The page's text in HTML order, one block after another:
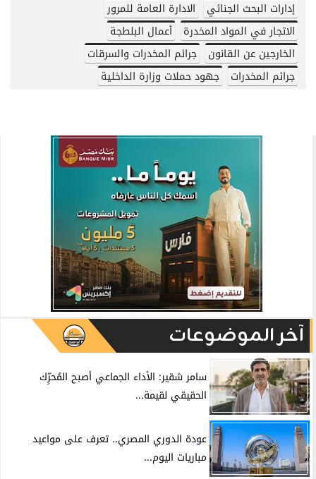
إدارات البحث الجنائي
الادارة العامة للمرور
الاتجار في المواد المخدرة
أعمال البلطجة
الخارجين عن القانون
جرائم المخدرات والسرقات
جرائم المخدرات
جهود حملات وزارة الداخلية
آخر الموضوعات
سامر شقير: الأداء الجماعي أصبح المُحرِّك
الحقيقي لقيمة...
عودة الدوري المصري.. تعرف على مواعيد
مباريات اليوم...